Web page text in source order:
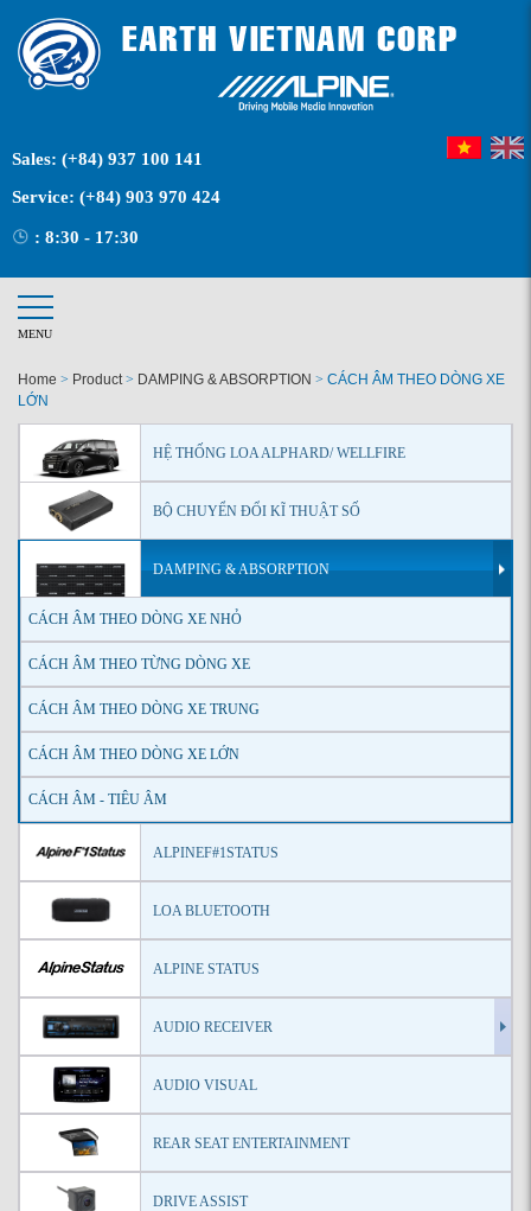
Sales: (+84) 937 100 141
Service: (+84) 903 970 424
: 8:30 - 17:30
MENU
Home > Product> DAMPING & ABSORPTION > CÁCH ÂM THEO DÒNG XE
LỚN
HỆ THỐNG LOA ALPHARD/ WELLFIRE
BỘ CHUYỂN ĐỔI KĨ THUẬT SỐ
DAMPING & ABSORPTION
CÁCH ÂM THEO DÒNG XE NHỎ
CÁCH ÂM THEO TỪNG DÒNG XE
CÁCH ÂM THEO DÒNG XE TRUNG
CÁCH ÂM THEO DÒNG XE LỚN
CÁCH ÂM - TIÊU ÂM
ALPINEF#1STATUS
LOA BLUETOOTH
ALPINE STATUS
AUDIO RECEIVER
AUDIO VISUAL
REAR SEAT ENTERTAINMENT
DRIVE ASSIST